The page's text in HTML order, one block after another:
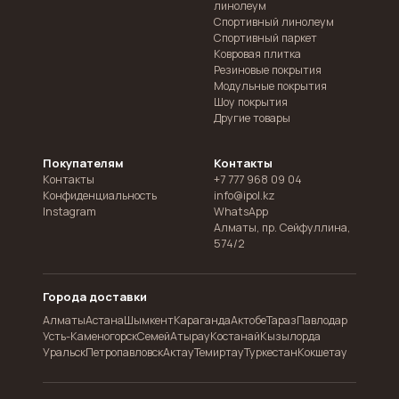
линолеум
Спортивный линолеум
Спортивный паркет
Ковровая плитка
Резиновые покрытия
Модульные покрытия
Шоу покрытия
Другие товары
Покупателям
Контакты
Конфиденциальность
Instagram
Контакты
+7 777 968 09 04
info@ipol.kz
WhatsApp
Алматы, пр. Сейфуллина,
574/2
Города доставки
АлматыАстанаШымкентКарагандаАктобеТаразПавлодар
Усть-КаменогорскСемейАтырауКостанайКызылорда
УральскПетропавловскАктауТемиртауТуркестанКокшетау